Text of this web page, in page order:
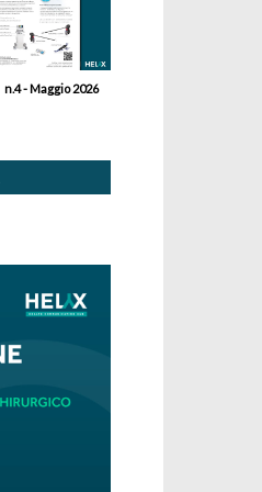
n.4 - Maggio 2026